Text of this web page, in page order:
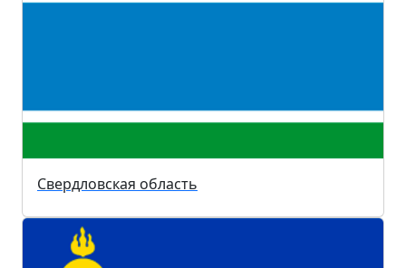
Свердловская область